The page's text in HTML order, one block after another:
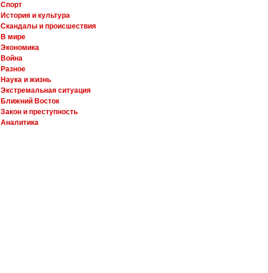
Спорт
История и культура
Скандалы и происшествия
В мире
Экономика
Война
Разное
Наука и жизнь
Экстремальная ситуация
Ближний Восток
Закон и преступность
Аналитика